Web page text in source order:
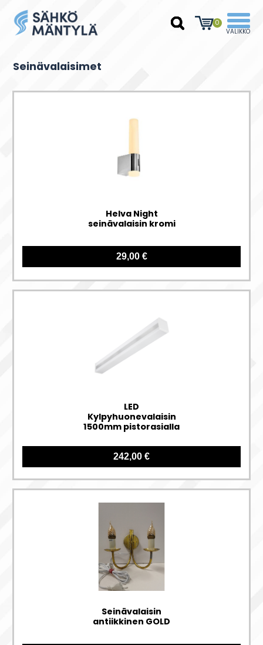
0
Seinävalaisimet
Helva Night
seinävalaisin kromi
29,00 €
LED
Kylpyhuonevalaisin
1500mm pistorasialla
242,00 €
Seinävalaisin
antiikkinen GOLD